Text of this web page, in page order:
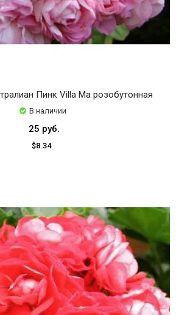
Пинк Villa Ma розобутонная
В наличии
25 руб.
$8.34